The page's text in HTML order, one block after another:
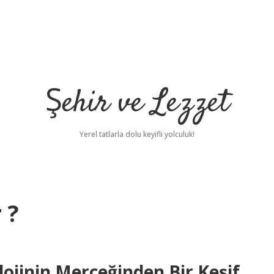
Şehir ve Lezzet
Yerel tatlarla dolu keyifli yolculuk!